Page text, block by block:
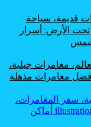
قديمة، سياحة
تحت الأرض: أسرار
مغامرات جبلية،
مغامرات مذهلة